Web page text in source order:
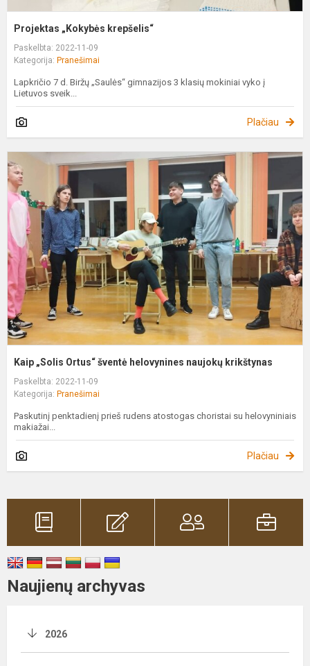
Projektas „Kokybės krepšelis“
Paskelbta: 2022-11-09
Kategorija: Pranešimai
Lapkričio 7 d. Biržų „Saulės“ gimnazijos 3 klasių mokiniai vyko į
Lietuvos sveik...
Plačiau
Kaip „Solis Ortus“ šventė helovynines naujokų krikštynas
Paskelbta: 2022-11-09
Kategorija: Pranešimai
Paskutinį penktadienį prieš rudens atostogas choristai su helovyniniais
makiažai...
Plačiau
Naujienų archyvas
2026